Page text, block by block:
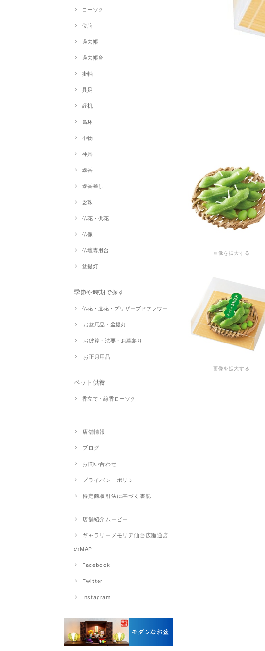
ローソク
位牌
過去帳
過去帳台
掛軸
具足
経机
高坏
小物
神具
線香
線香差し
念珠
仏花・供花
仏像
仏壇専用台
盆提灯
季節や時期で探す
仏花・造花・プリザーブドフラワー
お盆用品・盆提灯
お彼岸・法要・お墓参り
お正月用品
ペット供養
香立て・線香ローソク
店舗情報
ブログ
お問い合わせ
プライバシーポリシー
特定商取引法に基づく表記
店舗紹介ムービー
ギャラリーメモリア仙台広瀬通店
のMAP
Facebook
Twitter
Instagram
画像を拡大する
画像を拡大する